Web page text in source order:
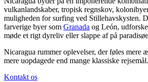
vulkanlandskaber, tropisk regnskov,
muligheden for surfing ved Stillehavskysten.
farverige byer som Granada og León,
møde et rigt dyreliv eller slappe af på
Nicaragua rummer oplevelser, der føles mere
mere uopdagede end mange klassiske rejsemål.
Kontakt os